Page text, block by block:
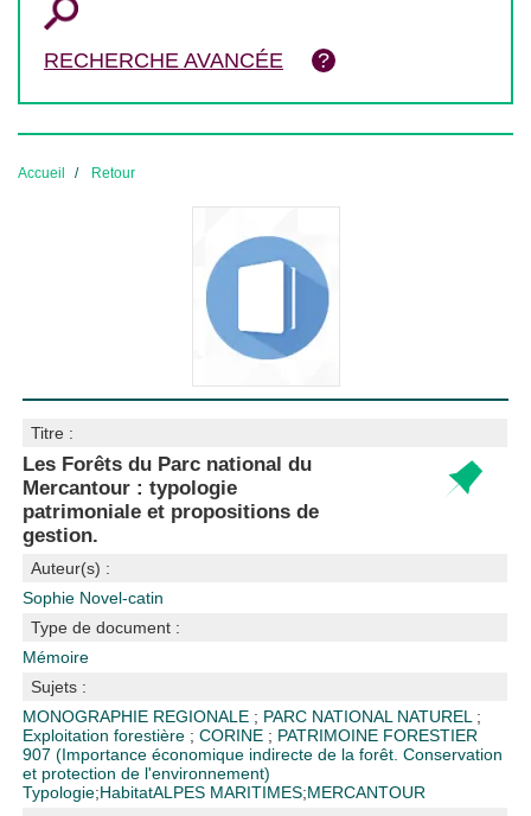
RECHERCHE AVANCÉE
Accueil Retour
Titre :
Les Forêts du Parc national du
Mercantour : typologie
patrimoniale et propositions de
gestion.
Auteur(s) :
Sophie Novel-catin
Type de document :
Mémoire
Sujets :
MONOGRAPHIE REGIONALE ; PARC NATIONAL NATUREL ;
Exploitation forestière ;CORINE ; PATRIMOINE FORESTIER
907 (Importance économique indirecte de la forêt. Conservation
et protection de l'environnement)
Typologie;HabitatALPES MARITIMES;MERCANTOUR